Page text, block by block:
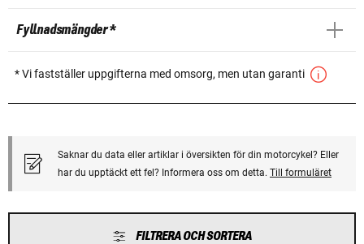
Fyllnadsmängder *
* Vi fastställer uppgifterna med omsorg, men utan garanti
Saknar du data eller artiklar i översikten för din motorcykel? Eller
har du upptäckt ett fel? Informera oss om detta. Till formuläret
FILTRERA OCH SORTERA